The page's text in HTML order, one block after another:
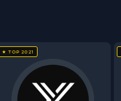
★ TOP 2021